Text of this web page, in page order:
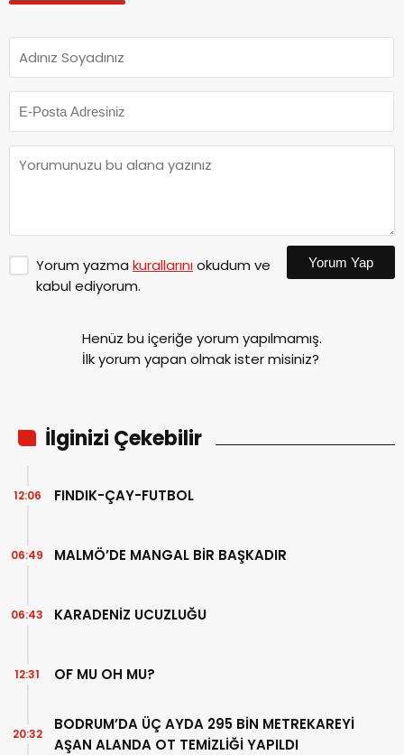
Yorum yazma kurallarınıokudum ve
kabul ediyorum.
Yorum Yap
Henüz bu içeriğe yorum yapılmamış.
İlk yorum yapan olmak ister misiniz?
İlginizi Çekebilir
FINDIK-ÇAY-FUTBOL
12:06
MALMÖ’DE MANGAL BİR BAŞKADIR
06:49
KARADENİZ UCUZLUĞU
06:43
OF MU OH MU?
12:31
BODRUM’DA ÜÇ AYDA 295 BİN METREKAREYİ
AŞAN ALANDA OT TEMİZLİĞİ YAPILDI
20:32